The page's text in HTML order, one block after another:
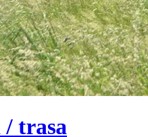
trasa